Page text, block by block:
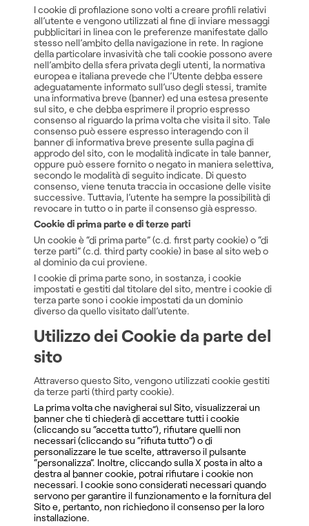
I cookie di profilazione sono volti a creare profili relativi
all’utente e vengono utilizzati al fine di inviare messaggi
pubblicitari in linea con le preferenze manifestate dallo
stesso nell’ambito della navigazione in rete. In ragione
della particolare invasività che tali cookie possono avere
nell’ambito della sfera privata degli utenti, la normativa
europea e italiana prevede che l’Utente debba essere
adeguatamente informato sull’uso degli stessi, tramite
una informativa breve (banner) ed una estesa presente
sul sito, e che debba esprimere il proprio espresso
consenso al riguardo la prima volta che visita il sito. Tale
consenso può essere espresso interagendo con il
banner di informativa breve presente sulla pagina di
approdo del sito, con le modalità indicate in tale banner,
oppure può essere fornito o negato in maniera selettiva,
secondo le modalità di seguito indicate. Di questo
consenso, viene tenuta traccia in occasione delle visite
successive. Tuttavia, l’utente ha sempre la possibilità di
revocare in tutto o in parte il consenso già espresso.
Cookie di prima parte e di terze parti
Un cookie è “di prima parte” (c.d. first party cookie) o “di
terze parti” (c.d. third party cookie) in base al sito web o
al dominio da cui proviene.
I cookie di prima parte sono, in sostanza, i cookie
impostati e gestiti dal titolare del sito, mentre i cookie di
terza parte sono i cookie impostati da un dominio
diverso da quello visitato dall’utente.
Utilizzo dei Cookie da parte del
sito
Attraverso questo Sito, vengono utilizzati cookie gestiti
da terze parti (third party cookie).
La prima volta che navigherai sul Sito, visualizzerai un
banner che ti chiederà di accettare tutti i cookie
(cliccando su “accetta tutto”), rifiutare quelli non
necessari (cliccando su “rifiuta tutto”) o di
personalizzare le tue scelte, attraverso il pulsante
“personalizza”. Inoltre, cliccando sulla X posta in alto a
destra al banner cookie, potrai rifiutare i cookie non
necessari. I cookie sono considerati necessari quando
servono per garantire il funzionamento e la fornitura del
Sito e, pertanto, non richiedono il consenso per la loro
installazione.